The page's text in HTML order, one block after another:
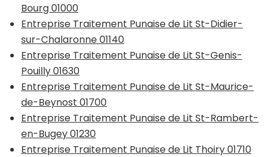
Bourg 01000
Entreprise Traitement Punaise de Lit St-Didier-
sur-Chalaronne 01140
Entreprise Traitement Punaise de Lit St-Genis-
Pouilly 01630
Entreprise Traitement Punaise de Lit St-Maurice-
de-Beynost 01700
Entreprise Traitement Punaise de Lit St-Rambert-
en-Bugey 01230
Entreprise Traitement Punaise de Lit Thoiry 01710